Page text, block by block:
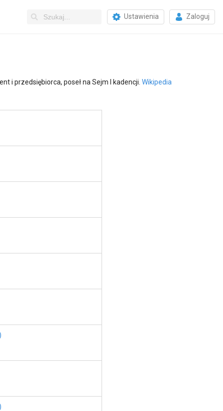
Ustawienia Zaloguj
i przedsiębiorca, poseł na Sejm I kadencji. Wikipedia